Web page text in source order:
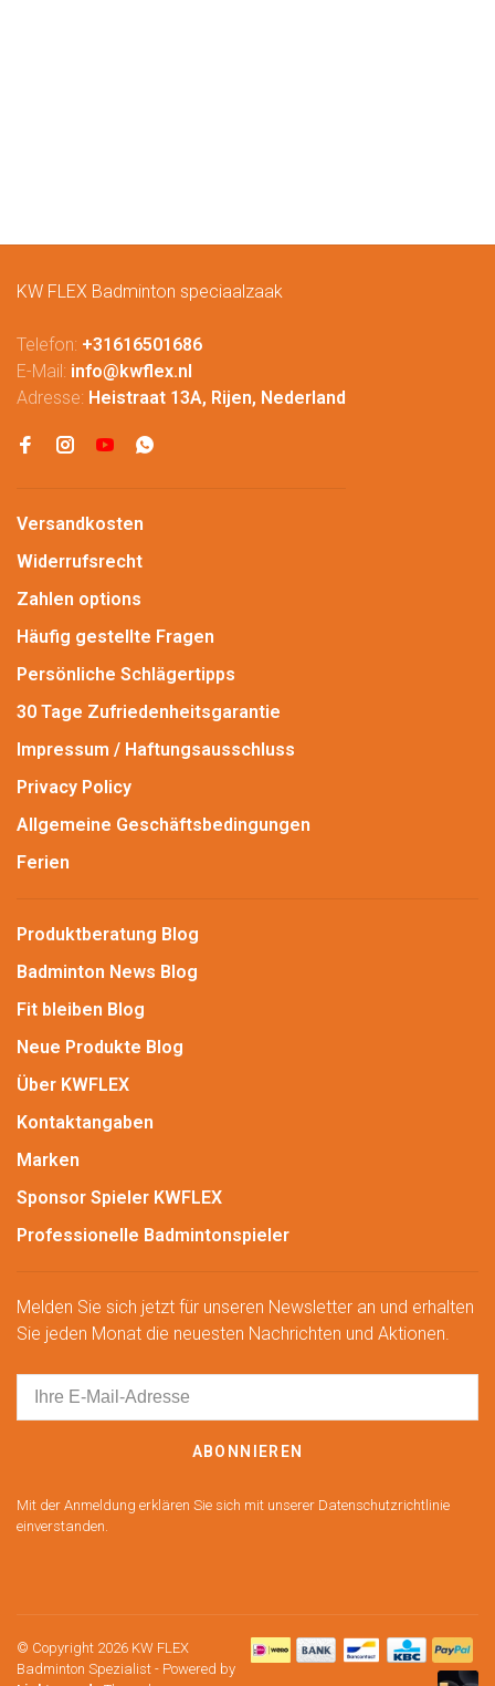
KW FLEX Badminton speciaalzaak
Telefon: +31616501686
E-Mail: info@kwflex.nl
Adresse: Heistraat 13A, Rijen, Nederland
Versandkosten
Widerrufsrecht
Zahlen options
Häufig gestellte Fragen
Persönliche Schlägertipps
30 Tage Zufriedenheitsgarantie
Impressum / Haftungsausschluss
Privacy Policy
Allgemeine Geschäftsbedingungen
Ferien
Produktberatung Blog
Badminton News Blog
Fit bleiben Blog
Neue Produkte Blog
Über KWFLEX
Kontaktangaben
Marken
Sponsor Spieler KWFLEX
Professionelle Badmintonspieler
Melden Sie sich jetzt für unseren Newsletter an und erhalten
Sie jeden Monat die neuesten Nachrichten und Aktionen.
ABONNIEREN
Mit der Anmeldung erklären Sie sich mit unserer Datenschutzrichtlinie
einverstanden.
© Copyright 2026 KW FLEX
Badminton Spezialist - Powered by